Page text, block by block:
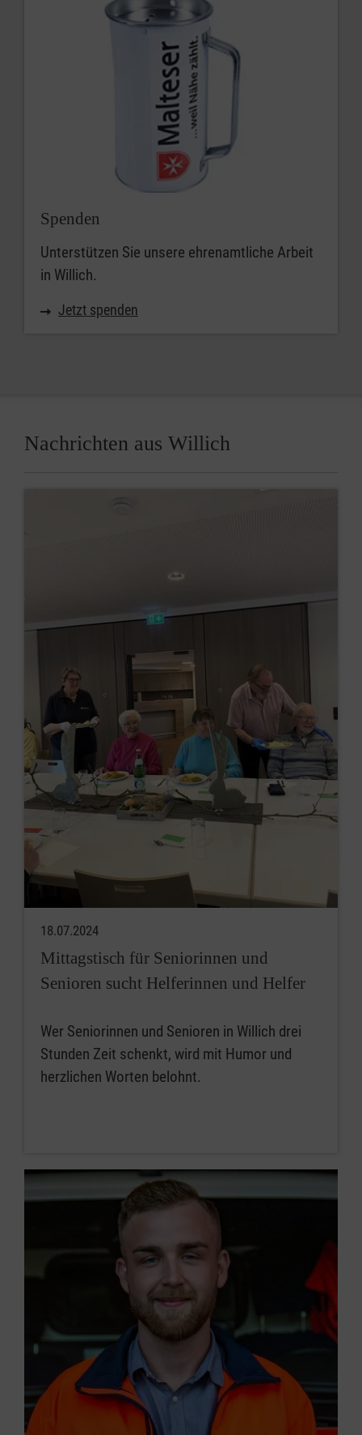
Spenden
Unterstützen Sie unsere ehrenamtliche Arbeit
in Willich.
Jetzt spenden
Nachrichten aus Willich
18.07.2024
Mittagstisch für Seniorinnen und
Senioren sucht Helferinnen und Helfer
Wer Seniorinnen und Senioren in Willich drei
Stunden Zeit schenkt, wird mit Humor und
herzlichen Worten belohnt.